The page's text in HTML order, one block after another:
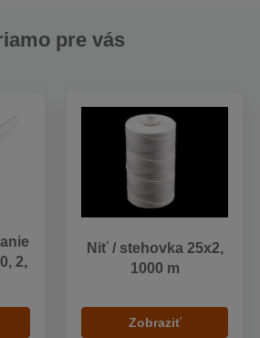
pre vás
2,
Niť / stehovka 25x2,
1000 m
Zobraziť